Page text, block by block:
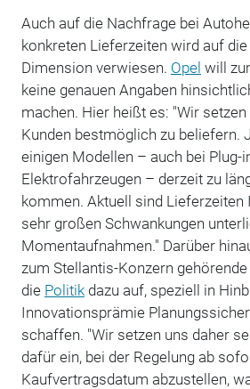
Auch auf die Nachfrage bei
konkreten Lieferzeiten wird auf
Dimension verwiesen. Opel will
keine genauen Angaben
machen. Hier heißt es: "Wir
Kunden bestmöglich zu beliefern.
einigen Modellen – auch bei Plug-
Elektrofahrzeugen – derzeit zu
kommen. Aktuell sind
sehr großen Schwankungen
Momentaufnahmen." Darüber
zum Stellantis-Konzern
die Politikdazu auf, speziell in
Innovationsprämie
schaffen. "Wir setzen uns daher
dafür ein, bei der Regelung ab
Kaufvertragsdatum abzustellen,